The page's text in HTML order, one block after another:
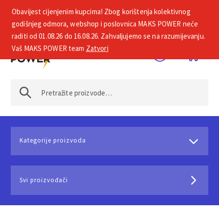
+385 1 2002 575
Kategorije proizvoda
Svi proizvođači
Obavijest cijenjenim kupcima! Zbog korištenja kolektivnog
godišnjeg odmora, webshop i poslovnica MAKS POWER neće
raditi od 01.08.26 do 16.08.26. Zahvaljujemo se na razumijevanju.
Vaš MAKS POWER team Zatvori